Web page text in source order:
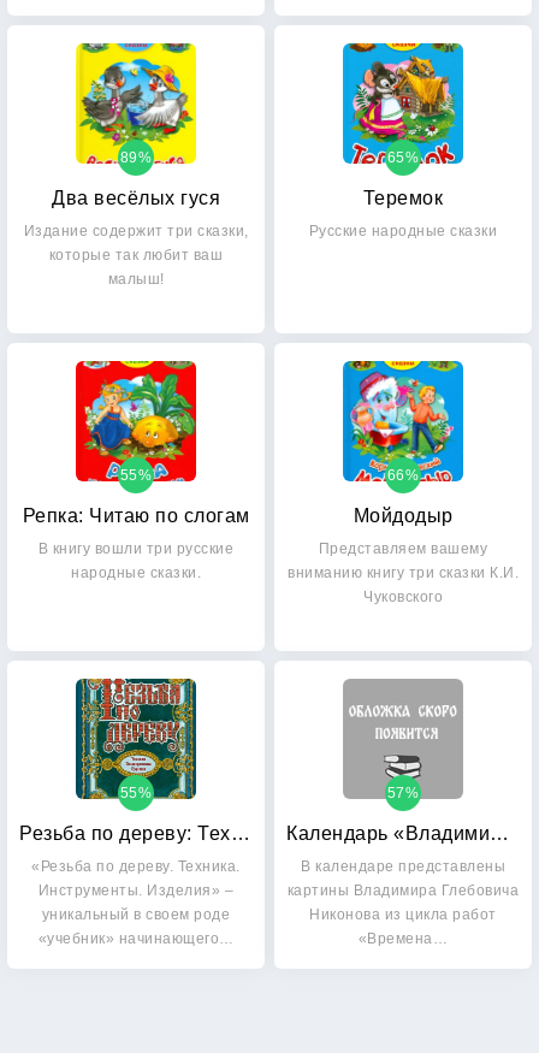
Два весёлых гуся
89%
Издание содержит три сказки,
которые так любит ваш
малыш!
Теремок
65%
Русские народные сказки
Репка: Читаю по слогам
55%
В книгу вошли три русские
народные сказки.
Мойдодыр
66%
Представляем вашему
вниманию книгу три сказки К.И.
Чуковского
Резьба по дереву: Техника. Инструменты. Изделия
55%
«Резьба по дереву. Техника.
Инструменты. Изделия» –
уникальный в своем роде
«учебник» начинающего…
Календарь «Владимир Никонов» 2015
57%
В календаре представлены
картины Владимира Глебовича
Никонова из цикла работ
«Времена…